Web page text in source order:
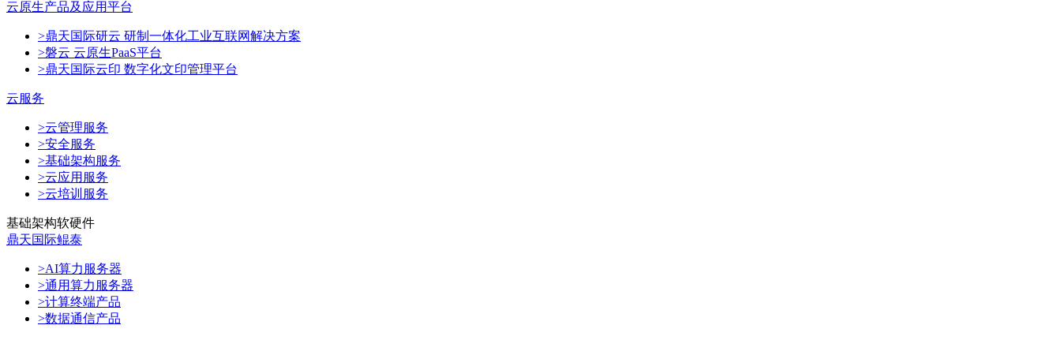
云原生产品及应用平台
>鼎天国际研云 研制一体化工业互联网解决方案
>磐云 云原生PaaS平台
>鼎天国际云印 数字化文印管理平台
云服务
>云管理服务
>安全服务
>基础架构服务
>云应用服务
>云培训服务
基础架构软硬件
鼎天国际鲲泰
>AI算力服务器
>通用算力服务器
>计算终端产品
>数据通信产品